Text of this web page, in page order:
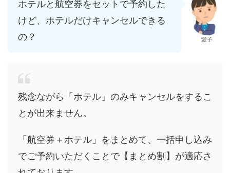
ホテルと航空券をセットで予約した
けど、ホテルだけキャンセルできる
の？
愛子
残念ながら「ホテル」のみキャンセルをするこ
とが出来ません。
「航空券＋ホテル」をまとめて、一括申し込み
でご予約いただくことで【まとめ割】が適応さ